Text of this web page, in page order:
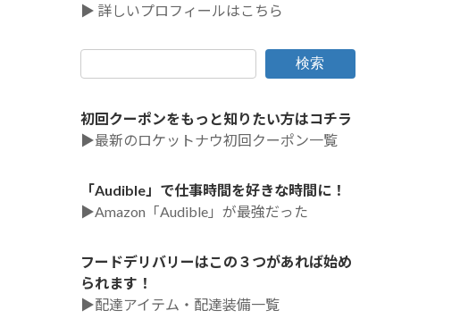
▶ 詳しいプロフィールはこちら
検索
初回クーポンをもっと知りたい方はコチラ
▶最新のロケットナウ初回クーポン一覧
「Audible」で仕事時間を好きな時間に！
▶Amazon「Audible」が最強だった
フードデリバリーはこの３つがあれば始め
られます！
▶配達アイテム・配達装備一覧